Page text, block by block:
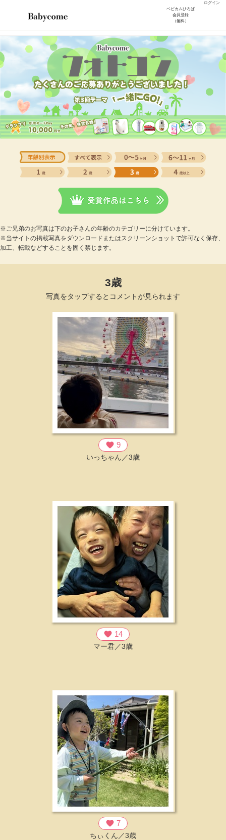
ログイン
ベビカムひろば
会員登録
（無料）
※ご兄弟のお写真は下のお子さんの年齢のカテゴリーに分けています。
※当サイトの掲載写真をダウンロードまたはスクリーンショットで許可なく保存、
加工、転載などすることを固く禁じます。
3歳
写真をタップするとコメントが見られます
favorite 9
いっちゃん／3歳
favorite 14
マー君／3歳
favorite 7
ちぃくん／3歳